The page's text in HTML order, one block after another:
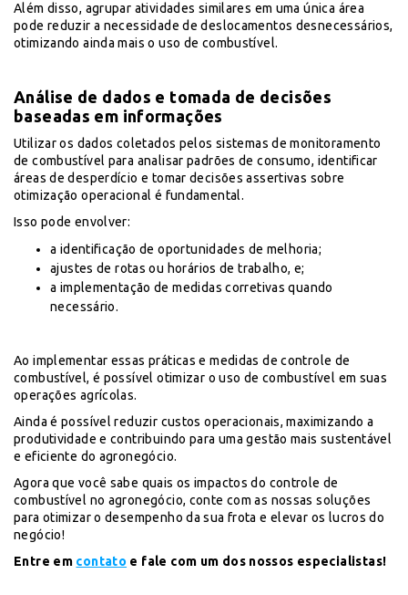
Além disso, agrupar atividades similares em uma única área
pode reduzir a necessidade de deslocamentos desnecessários,
otimizando ainda mais o uso de combustível.
Análise de dados e tomada de decisões
baseadas em informações
Utilizar os dados coletados pelos sistemas de monitoramento
de combustível para analisar padrões de consumo, identificar
áreas de desperdício e tomar decisões assertivas sobre
otimização operacional é fundamental.
Isso pode envolver:
a identificação de oportunidades de melhoria;
ajustes de rotas ou horários de trabalho, e;
a implementação de medidas corretivas quando
necessário.
Ao implementar essas práticas e medidas de controle de
combustível, é possível otimizar o uso de combustível em suas
operações agrícolas.
Ainda é possível reduzir custos operacionais, maximizando a
produtividade e contribuindo para uma gestão mais sustentável
e eficiente do agronegócio.
Agora que você sabe quais os impactos do controle de
combustível no agronegócio, conte com as nossas soluções
para otimizar o desempenho da sua frota e elevar os lucros do
negócio!
Entre em contato e fale com um dos nossos especialistas!